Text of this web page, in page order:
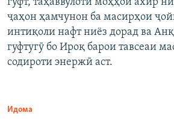
ҷаҳон ҳамчунон ба масирҳои
интиқоли нафт ниёз дорад ва
гуфтугӯ бо Ироқ барои тавсеаи
содироти энержӣ аст.
Идома